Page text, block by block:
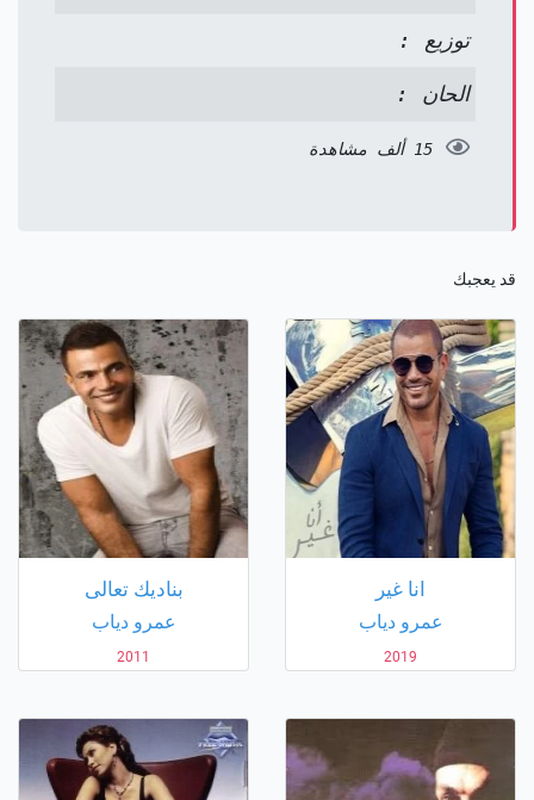
توزيع :
الحان :
15 ألف مشاهدة
قد يعجبك
انا غير
عمرو دياب
2019
بناديك تعالى
عمرو دياب
2011